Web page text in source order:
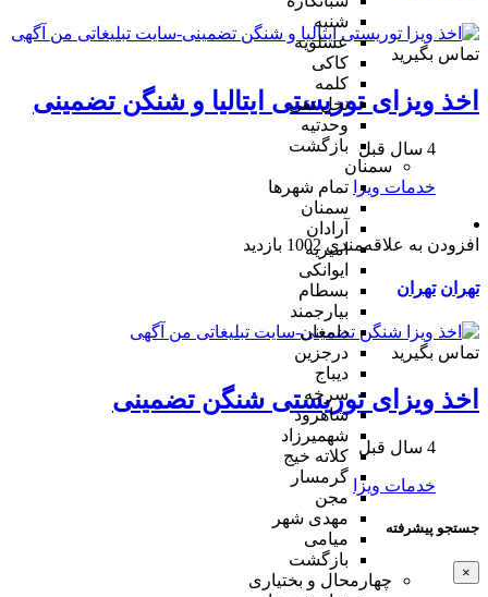
شنبه
عسلویه
کاکی
کلمه
نخل تقی
وحدتیه
بازگشت
سمنان
تمام شهر‌ها
سمنان
آرادان
امیریه
ایوانکی
بسطام
بیارجمند
دامغان
درجزین
دیباج
سرخه
شاهرود
شهمیرزاد
کلاته خیج
گرمسار
مجن
مهدی شهر
میامی
بازگشت
چهارمحال و بختیاری
تماس بگیرید
اخذ ویزای توریستی ایتالیا و شنگن تضمینی
4 سال قبل
خدمات ویزا
افزودن به علاقه‌مندی 1002 بازدید
تهران تهران
تماس بگیرید
اخذ ویزای توریستی شنگن تضمینی
4 سال قبل
خدمات ویزا
جستجو پیشرفته
×